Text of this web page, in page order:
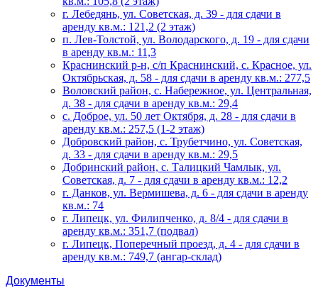
г. Лебедянь, ул. Советская, д. 39 - для сдачи в
аренду кв.м.: 121,2 (2 этаж)
п. Лев-Толстой, ул. Володарского, д. 19 - для сдачи
в аренду кв.м.: 11,3
Краснинский р-н, с/п Краснинский, с. Красное, ул.
Октябрьская, д. 58 - для сдачи в аренду кв.м.: 277,5
Воловский район, с. Набережное, ул. Центральная,
д. 38 - для сдачи в аренду кв.м.: 29,4
с. Доброе, ул. 50 лет Октября, д. 28 - для сдачи в
аренду кв.м.: 257,5 (1-2 этаж)
Добровский район, с. Трубетчино, ул. Советская,
д. 33 - для сдачи в аренду кв.м.: 29,5
Добринский район, с. Талицкий Чамлык, ул.
Советская, д. 7 - для сдачи в аренду кв.м.: 12,2
г. Данков, ул. Вермишева, д. 6 - для сдачи в аренду
кв.м.: 74
г. Липецк, ул. Филипченко, д. 8/4 - для сдачи в
аренду кв.м.: 351,7 (подвал)
г. Липецк, Поперечный проезд, д. 4 - для сдачи в
аренду кв.м.: 749,7 (ангар-склад)
Документы